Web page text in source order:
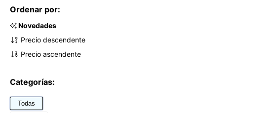
Ordenar por:
Novedades
Precio descendente
Precio ascendente
Categorías:
Todas